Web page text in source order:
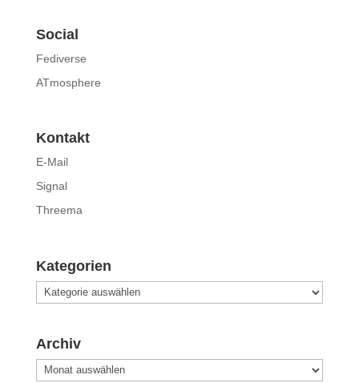
Social
Fediverse
ATmosphere
Kontakt
E-Mail
Signal
Threema
Kategorien
Kategorien
Archiv
Archiv